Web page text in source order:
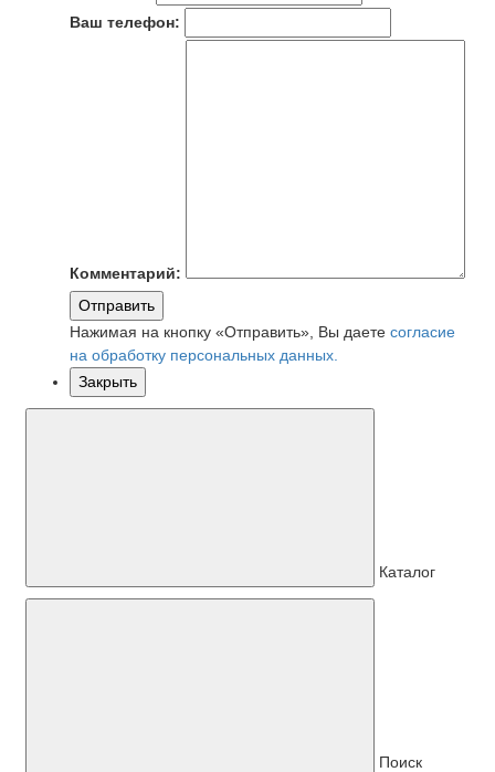
Ваш телефон:
Комментарий:
Отправить
Нажимая на кнопку «Отправить», Вы даете согласие
на обработку персональных данных.
Закрыть
Каталог
Поиск